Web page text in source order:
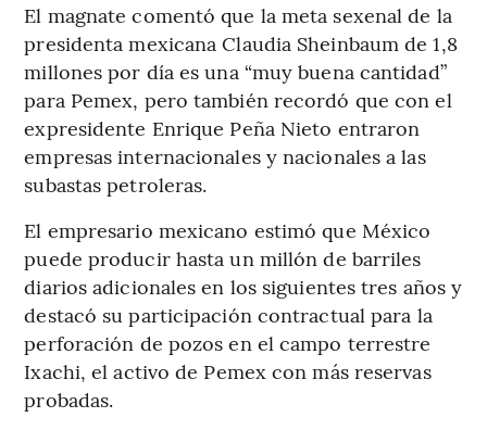
El magnate comentó que la meta sexenal de la
presidenta mexicana Claudia Sheinbaum de 1,8
millones por día es una “muy buena cantidad”
para Pemex, pero también recordó que con el
expresidente Enrique Peña Nieto entraron
empresas internacionales y nacionales a las
subastas petroleras.
El empresario mexicano estimó que México
puede producir hasta un millón de barriles
diarios adicionales en los siguientes tres años y
destacó su participación contractual para la
perforación de pozos en el campo terrestre
Ixachi, el activo de Pemex con más reservas
probadas.